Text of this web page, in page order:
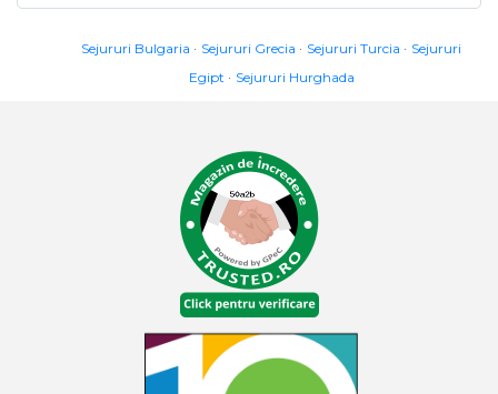
Sejururi Bulgaria Sejururi Grecia Sejururi Turcia
Sejururi
Egipt
Sejururi Hurghada